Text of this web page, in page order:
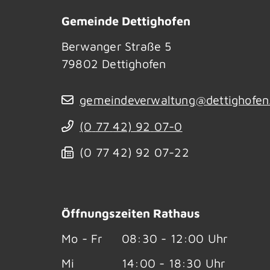
Gemeinde Dettighofen
Berwanger Straße 5
79802 Dettighofen
(0 77 42) 92 07-0
(0 77 42) 92 07-22
Öffnungszeiten Rathaus
Mo - Fr
08:30 - 12:00 Uhr
Mi
14:00 - 18:30 Uhr